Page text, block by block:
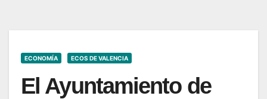
ECONOMÍA ECOS DE VALENCIA
El Ayuntamiento de